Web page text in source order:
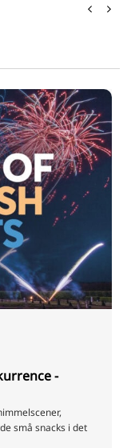
-
små snacks i det